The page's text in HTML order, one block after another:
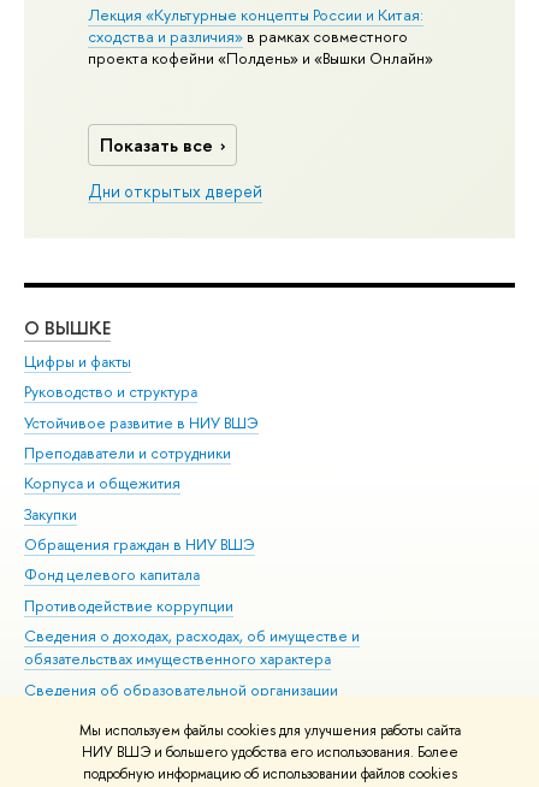
Мы используем файлы cookies для улучшения работы сайта
НИУ ВШЭ и большего удобства его использования. Более
подробную информацию об использовании файлов cookies
Лекция «Культурные концепты России и Китая:
сходства и различия» в рамках совместного
проекта кофейни «Полдень» и «Вышки Онлайн»
Показать все
Дни открытых дверей
О ВЫШКЕ
Цифры и факты
Руководство и структура
Устойчивое развитие в НИУ ВШЭ
Преподаватели и сотрудники
Корпуса и общежития
Закупки
Обращения граждан в НИУ ВШЭ
Фонд целевого капитала
Противодействие коррупции
Сведения о доходах, расходах, об имуществе и
обязательствах имущественного характера
Сведения об образовательной организации
Людям с ограниченными возможностями здоровья
Единая платежная страница
Работа в Вышке